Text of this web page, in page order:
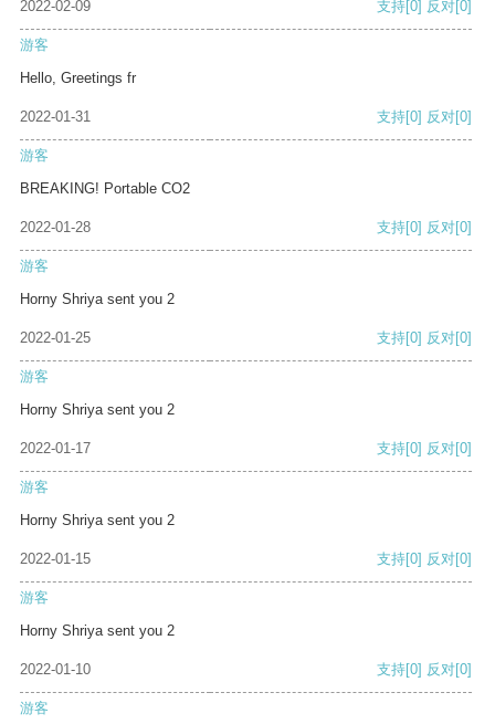
2022-02-09 支持[0] 反对[0]
游客
Hello, Greetings fr
2022-01-31 支持[0] 反对[0]
游客
BREAKING! Portable CO2
2022-01-28 支持[0] 反对[0]
游客
Horny Shriya sent you 2
2022-01-25 支持[0] 反对[0]
游客
Horny Shriya sent you 2
2022-01-17 支持[0] 反对[0]
游客
Horny Shriya sent you 2
2022-01-15 支持[0] 反对[0]
游客
Horny Shriya sent you 2
2022-01-10 支持[0] 反对[0]
游客